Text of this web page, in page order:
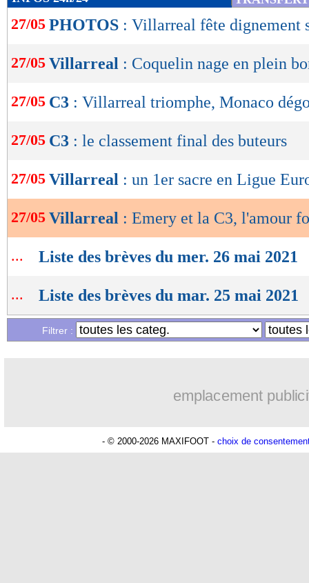
de
lecture
OK
27/05 PHOTOS : Villarreal fête dignement
27/05 Villarreal : Coquelin nage en plein
27/05 C3 : Villarreal triomphe, Monaco
27/05 C3 : le classement final des buteurs
27/05 Villarreal : un 1er sacre en Ligue
27/05 Villarreal : Emery et la C3, l'amour
... Liste des brèves du mer. 26 mai 2021
... Liste des brèves du mar. 25 mai 2021
Filtrer :
emplacement
- © 2000-2026 MAXIFOOT - choix de